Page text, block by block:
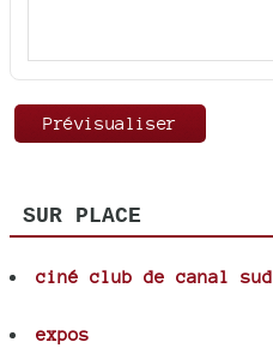
SUR PLACE
ciné club de canal sud
expos